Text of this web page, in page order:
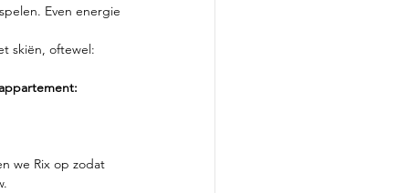
Even energie
skiën, oftewel:
we Rix op zodat